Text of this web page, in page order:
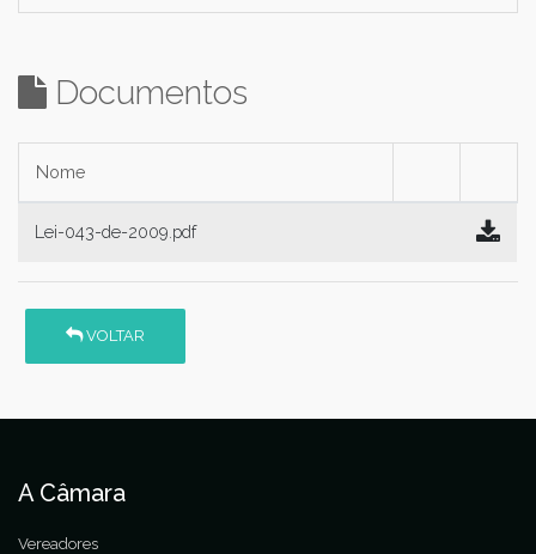
Documentos
Nome
Lei-043-de-2009.pdf
VOLTAR
A Câmara
Vereadores